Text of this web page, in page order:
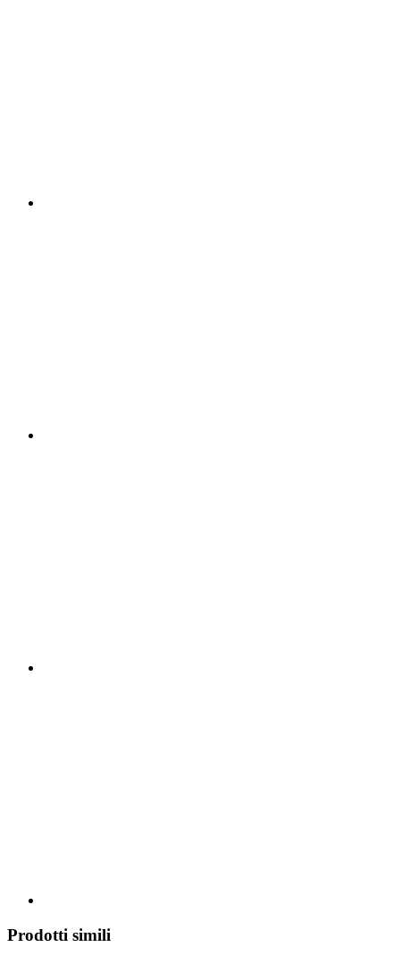
Prodotti simili